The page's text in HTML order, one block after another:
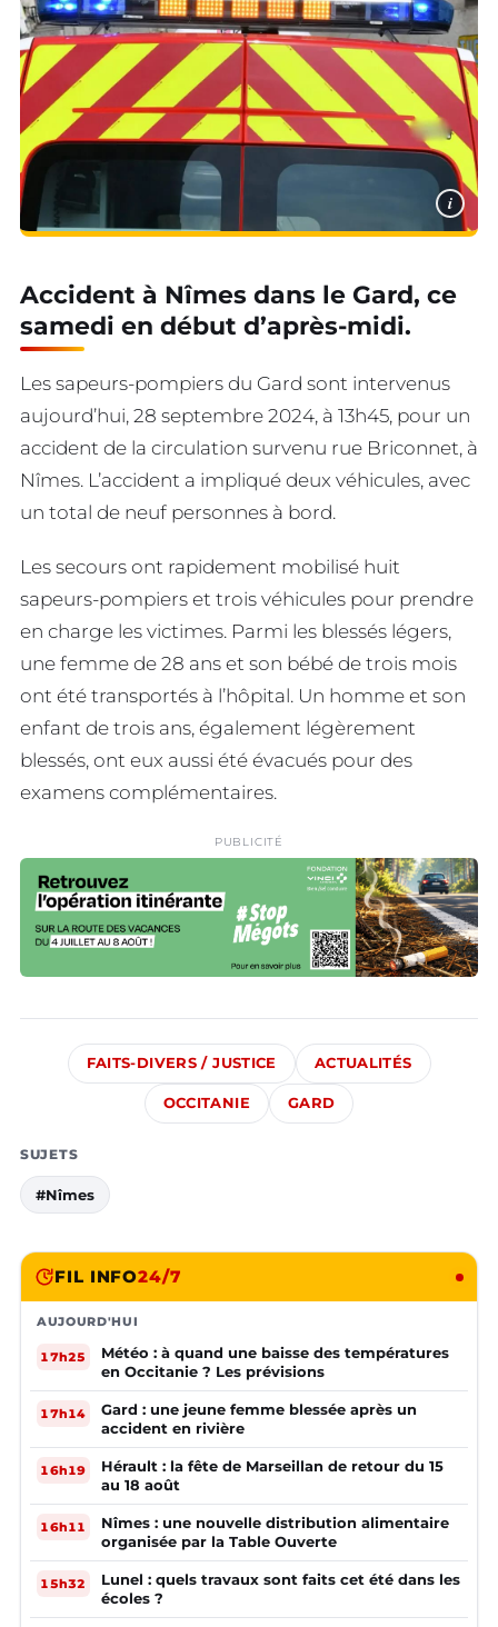
i
Accident à Nîmes dans le Gard, ce
samedi en début d’après-midi.
Les sapeurs-pompiers du Gard sont intervenus
aujourd’hui, 28 septembre 2024, à 13h45, pour un
accident de la circulation survenu rue Briconnet, à
Nîmes. L’accident a impliqué deux véhicules, avec
un total de neuf personnes à bord.
Les secours ont rapidement mobilisé huit
sapeurs-pompiers et trois véhicules pour prendre
en charge les victimes. Parmi les blessés légers,
une femme de 28 ans et son bébé de trois mois
ont été transportés à l’hôpital. Un homme et son
enfant de trois ans, également légèrement
blessés, ont eux aussi été évacués pour des
examens complémentaires.
PUBLICITÉ
FAITS-DIVERS / JUSTICE ACTUALITÉS
OCCITANIE GARD
SUJETS
#Nîmes
FIL INFO24/7
AUJOURD'HUI
17h25
Météo : à quand une baisse des températures
en Occitanie ? Les prévisions
17h14
Gard : une jeune femme blessée après un
accident en rivière
16h19
Hérault : la fête de Marseillan de retour du 15
au 18 août
16h11
Nîmes : une nouvelle distribution alimentaire
organisée par la Table Ouverte
15h32
Lunel : quels travaux sont faits cet été dans les
écoles ?